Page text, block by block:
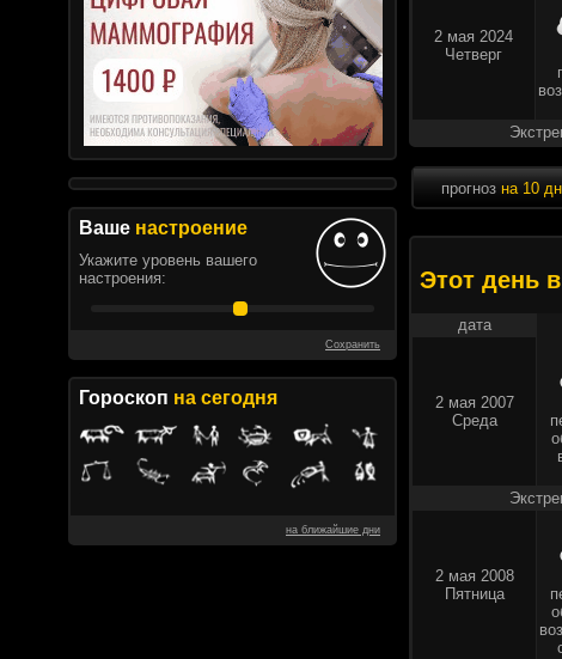
Ваше настроение
Укажите уровень вашего
настроения:
Сохранить
Гороскоп на сегодня
на ближайшие дни
2 мая 2024
Четверг
прогноз на 10
Этот день
дата
2 мая 2007
Среда
2 мая 2008
Пятница